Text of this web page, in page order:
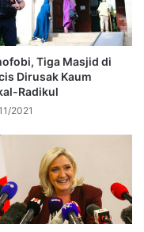
Tiga Masjid di
Dirusak Kaum
Radikul
2021